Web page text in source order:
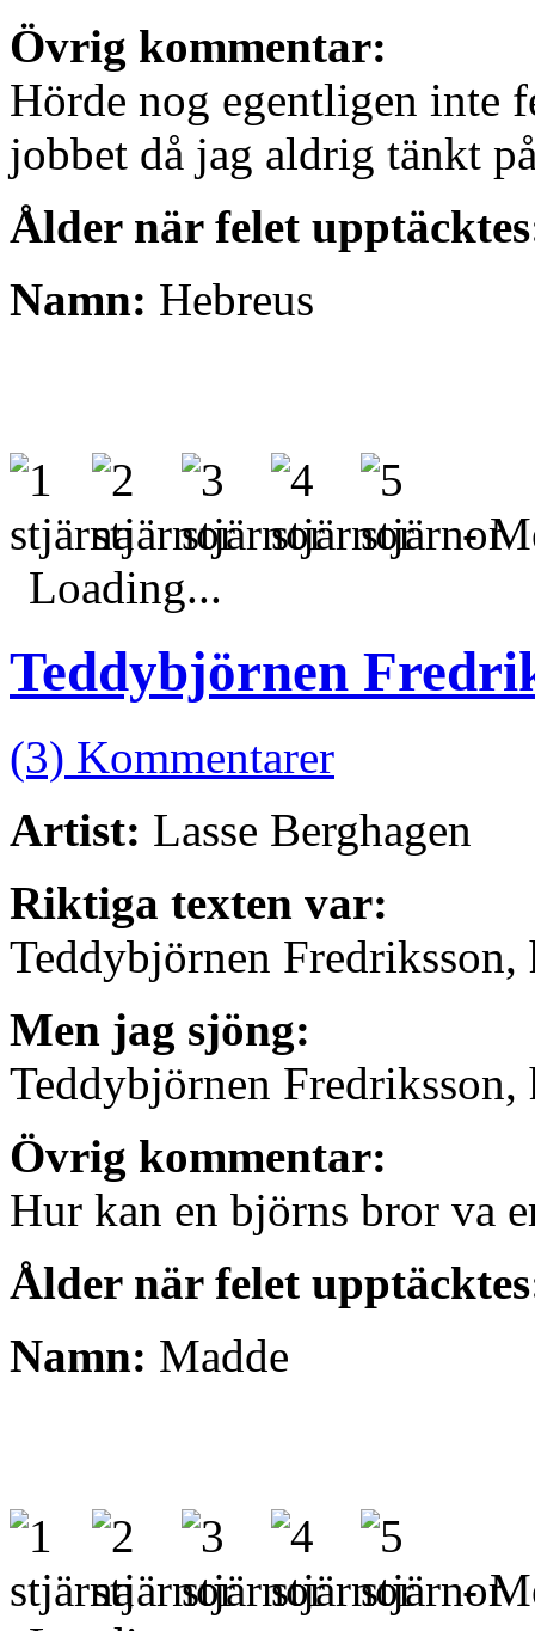
Övrig kommentar:
Hörde nog egentligen inte
jobbet då jag aldrig tänkt
Ålder när felet
Namn: Hebreus
-
Loading...
Teddybjörnen
(3) Kommentarer
Artist: Lasse Berghagen
Riktiga texten var:
Teddybjörnen Fredriksson,
Men jag sjöng:
Teddybjörnen Fredriksson,
Övrig kommentar:
Hur kan en björns bror va
Ålder när felet
Namn: Madde
-